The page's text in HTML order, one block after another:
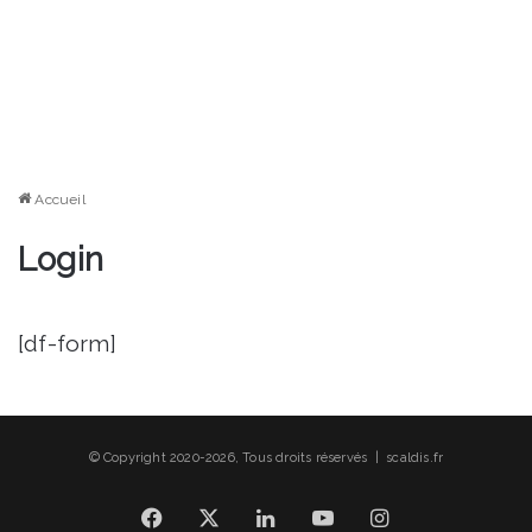
Accueil
Login
[df-form]
© Copyright 2020-2026, Tous droits réservés | scaldis.fr
Facebook LinkedinYouTubeInstagram